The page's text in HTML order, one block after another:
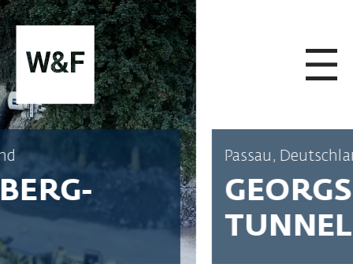
ZUM INHALT SPRINGEN
Passau, Deutschland
GEORGSBERG-
TUNNEL